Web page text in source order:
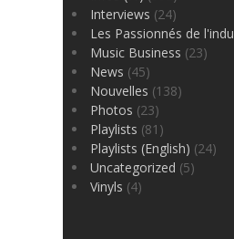
Interviews (24)
Les Passionnés de
Music Business (23)
News (45)
Nouvelles (138)
Photos (23)
Playlists (81)
Playlists (English) (24)
Uncategorized (5)
Vinyls (4)